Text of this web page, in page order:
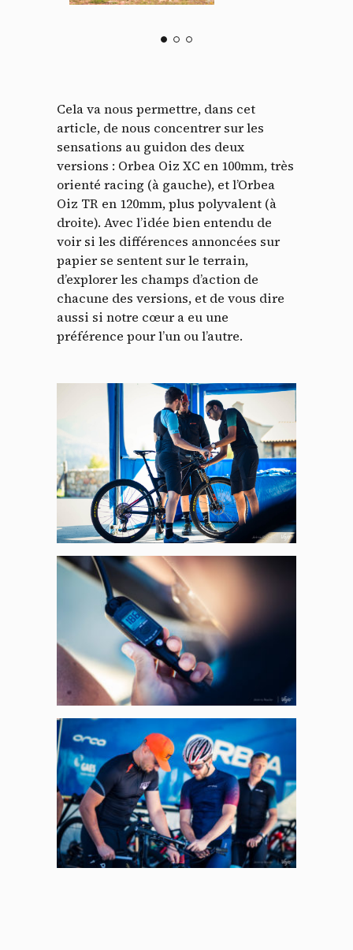
Cela va nous permettre, dans cet
article, de nous concentrer sur les
sensations au guidon des deux
versions : Orbea Oiz XC en 100mm, très
orienté racing (à gauche), et l’Orbea
Oiz TR en 120mm, plus polyvalent (à
droite). Avec l’idée bien entendu de
voir si les différences annoncées sur
papier se sentent sur le terrain,
d’explorer les champs d’action de
chacune des versions, et de vous dire
aussi si notre cœur a eu une
préférence pour l’un ou l’autre.